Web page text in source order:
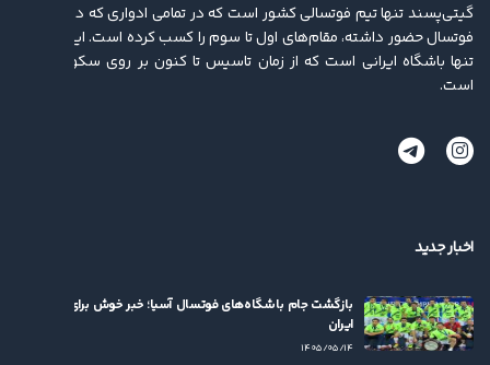
گیتی‌پسند تنها تیم فوتسالی کشور است که در تمامی ادواری که در لیگ برتر
فوتسال حضور داشته، مقام‌های اول تا سوم را کسب کرده ‌است. این باشگاه
تنها باشگاه ایرانی است که از زمان تاسیس تا کنون بر روی سکو ایستاده
است.
اخبار جدید
بازگشت جام باشگاه‌های فوتسال آسیا؛ خبر خوش برای فوتسال
ایران
۱۴۰۵/۰۵/۱۴